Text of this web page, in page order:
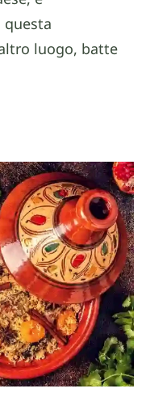
questa
luogo, batte